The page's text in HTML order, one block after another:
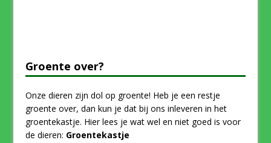
Groente over?
Onze dieren zijn dol op groente! Heb je een restje
groente over, dan kun je dat bij ons inleveren in het
groentekastje. Hier lees je wat wel en niet goed is voor
de dieren: Groentekastje